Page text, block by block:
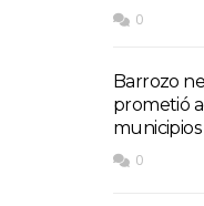
0
Barrozo
prometió
municipios
0